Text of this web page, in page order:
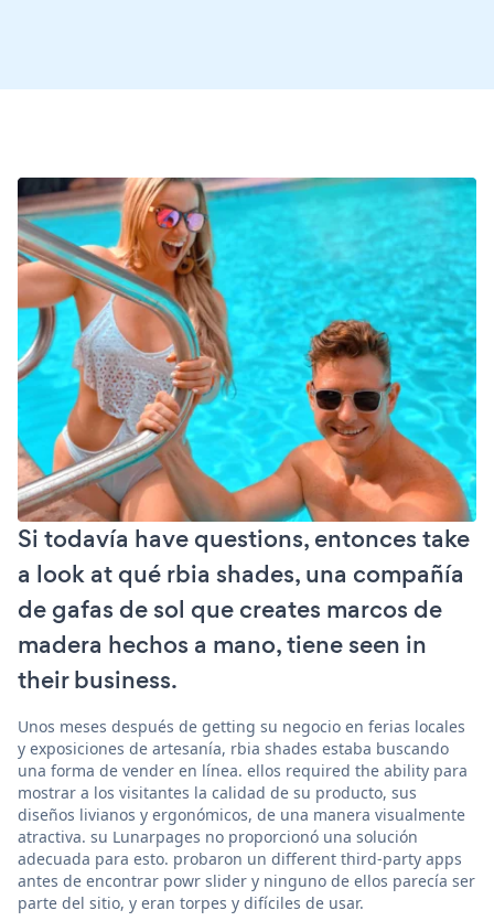
Si todavía have questions, entonces take
a look at qué rbia shades, una compañía
de gafas de sol que creates marcos de
madera hechos a mano, tiene seen in
their business.
Unos meses después de getting su negocio en ferias locales
y exposiciones de artesanía, rbia shades estaba buscando
una forma de vender en línea. ellos required the ability para
mostrar a los visitantes la calidad de su producto, sus
diseños livianos y ergonómicos, de una manera visualmente
atractiva. su Lunarpages no proporcionó una solución
adecuada para esto. probaron un different third-party apps
antes de encontrar powr slider y ninguno de ellos parecía ser
parte del sitio, y eran torpes y difíciles de usar.